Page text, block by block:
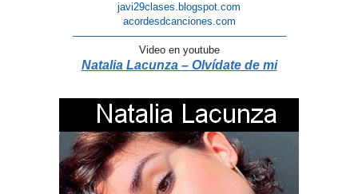
javi29clases.blogspot.com
acordesdcanciones.com
————————————————————–
Video en youtube
Natalia Lacunza – Olvídate de mi